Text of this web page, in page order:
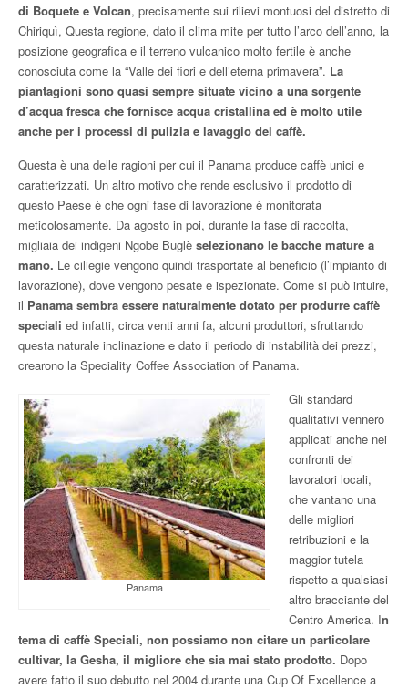
di Boquete e Volcan, precisamente sui rilievi montuosi del distretto di
Chiriquì, Questa regione, dato il clima mite per tutto l’arco dell’anno, la
posizione geografica e il terreno vulcanico molto fertile è anche
conosciuta come la “Valle dei fiori e dell’eterna primavera”. La
piantagioni sono quasi sempre situate vicino a una sorgente
d’acqua fresca che fornisce acqua cristallina ed è molto utile
anche per i processi di pulizia e lavaggio del caffè.
Questa è una delle ragioni per cui il Panama produce caffè unici e
caratterizzati. Un altro motivo che rende esclusivo il prodotto di
questo Paese è che ogni fase di lavorazione è monitorata
meticolosamente. Da agosto in poi, durante la fase di raccolta,
migliaia dei indigeni Ngobe Buglè selezionano le bacche mature a
mano. Le ciliegie vengono quindi trasportate al beneficio (l’impianto di
lavorazione), dove vengono pesate e ispezionate. Come si può intuire,
il Panama sembra essere naturalmente dotato per produrre caffè
speciali ed infatti, circa venti anni fa, alcuni produttori, sfruttando
questa naturale inclinazione e dato il periodo di instabilità dei prezzi,
crearono la Speciality Coffee Association of Panama.
Panama
Gli standard
qualitativi vennero
applicati anche nei
confronti dei
lavoratori locali,
che vantano una
delle migliori
retribuzioni e la
maggior tutela
rispetto a qualsiasi
altro bracciante del
Centro America. In
tema di caffè Speciali, non possiamo non citare un particolare
cultivar, la Gesha, il migliore che sia mai stato prodotto. Dopo
avere fatto il suo debutto nel 2004 durante una Cup Of Excellence a